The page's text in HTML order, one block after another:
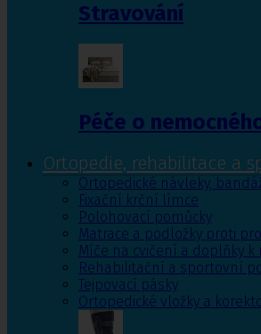
Stravování
Péče o
Ortopedie, rehabilitace a
Ortopedické návleky,
Fixační krční límce
Polohovací pomůcky
Matrace a podložky proti
Míče na cvičení a doplňky k
Rehabilitační a sportovní
Tejpovací pásky
Ortopedické vložky a